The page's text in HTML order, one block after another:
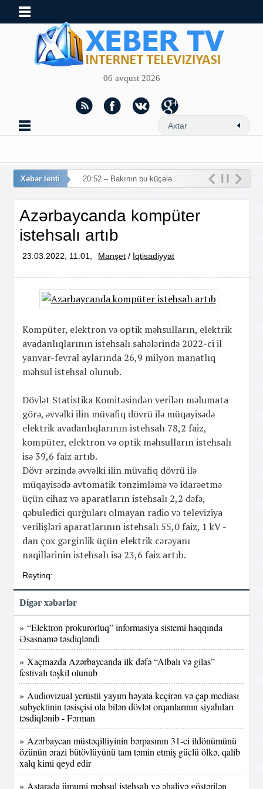
06 avqust 2026
Xəbər lenti 20:52 – Bakının bu küçələrind
Azərbaycanda kompüter
istehsalı artıb
23.03.2022, 11:01, Manşet / İqtisadiyyat
Kompüter, elektron və optik məhsulların, elektrik
avadanlıqlarının istehsalı sahələrində 2022-ci il
yanvar-fevral aylarında 26,9 milyon manatlıq
məhsul istehsal olunub.
Dövlət Statistika Komitəsindən verilən məlumata
görə, əvvəlki ilin müvafiq dövrü ilə müqayisədə
elektrik avadanlıqlarının istehsalı 78,2 faiz,
kompüter, elektron və optik məhsulların istehsalı
isə 39,6 faiz artıb.
Dövr ərzində əvvəlki ilin müvafiq dövrü ilə
müqayisədə avtomatik tənzimləmə və idarəetmə
üçün cihaz və aparatların istehsalı 2,2 dəfə,
qəbuledici qurğuları olmayan radio və televiziya
verilişləri aparatlarının istehsalı 55,0 faiz, 1 kV -
dan çox gərginlik üçün elektrik cərəyanı
naqillərinin istehsalı isə 23,6 faiz artıb.
Reytinq:
Digər xəbərlər
» “Elektron prokurorluq” informasiya sistemi haqqında
Əsasnamə təsdiqləndi
» Xaçmazda Azərbaycanda ilk dəfə “Albalı və gilas”
festivalı təşkil olunub
» Audiovizual yerüstü yayım həyata keçirən və çap mediası
subyektinin təsisçisi ola bilən dövlət orqanlarının siyahıları
təsdiqlənib - Fərman
» Azərbaycan müstəqilliyinin bərpasının 31-ci ildönümünü
özünün ərazi bütövlüyünü tam təmin etmiş güclü ölkə, qalib
xalq kimi qeyd edir
» Astarada ümumi məhsul istehsalı və əhaliyə göstərilən